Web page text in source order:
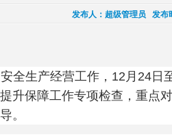
发布人： 超级管理员 发布
全生产经营工作， 12月24日
升保障工作专项检查，重点
。